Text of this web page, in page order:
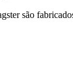
são